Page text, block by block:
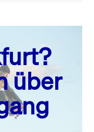
SA. SO.
1
2
8
über